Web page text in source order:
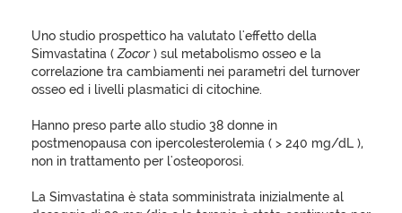
Uno studio prospettico ha valutato l'effetto della
Simvastatina ( Zocor) sul metabolismo osseo e la
correlazione tra cambiamenti nei parametri del turnover
osseo ed i livelli plasmatici di citochine.
Hanno preso parte allo studio 38 donne in
postmenopausa con ipercolesterolemia ( > 240 mg/dL ),
non in trattamento per l'osteoporosi.
La Simvastatina è stata somministrata inizialmente al